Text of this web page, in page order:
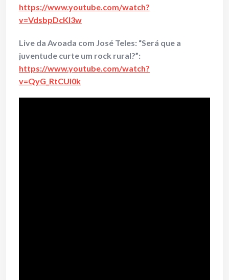
https://www.youtube.com/watch?
v=VdsbpDcKI3w
Live da Avoada com José Teles: “Será que a
juventude curte um rock rural?”:
https://www.youtube.com/watch?
v=QyG_RtCUl0k